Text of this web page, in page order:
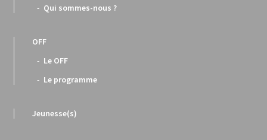
Qui sommes-nous ?
OFF
Le OFF
Le programme
Jeunesse(s)